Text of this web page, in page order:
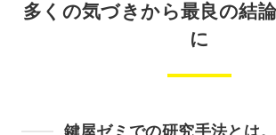
多くの気づきから最良の結
に
鍵屋ゼミでの研究手法とは。